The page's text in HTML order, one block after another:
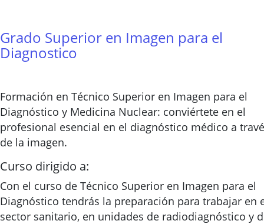
Grado Superior en Imagen para el
Diagnostico
Formación en Técnico Superior en Imagen para el
Diagnóstico y Medicina Nuclear: conviértete en el
profesional esencial en el diagnóstico médico a
de la imagen.
Curso dirigido a:
Con el curso de Técnico Superior en Imagen para el
Diagnóstico tendrás la preparación para trabajar en
sector sanitario, en unidades de radiodiagnóstico y